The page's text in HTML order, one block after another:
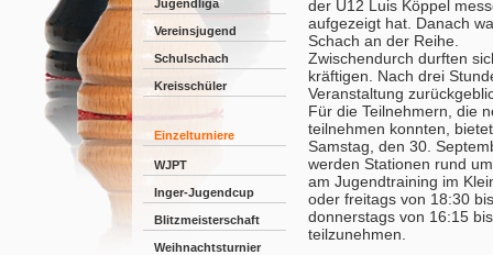
Jugendliga
Vereinsjugend
Schulschach
Kreisschüler
Einzelturniere
WJPT
Inger-Jugendcup
Blitzmeisterschaft
Weihnachtsturnier
der U12 Luis Köppel
aufgezeigt hat. Danach
Schach an der Reihe.
Zwischendurch durften
kräftigen. Nach drei
Veranstaltung
Für die Teilnehmern, die
teilnehmen konnten,
Samstag, den 30.
werden Stationen rund
am Jugendtraining im
oder freitags von 18:30
donnerstags von 16:15
teilzunehmen.